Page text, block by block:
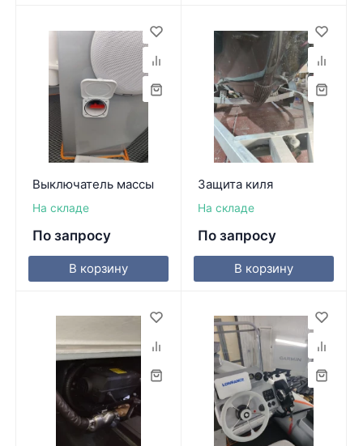
Выключатель массы
На складе
По запросу
В корзину
Защита киля
На складе
По запросу
В корзину